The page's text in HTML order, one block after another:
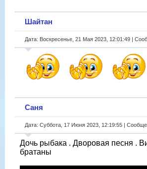
Шайтан
Дата: Воскресенье, 21 Мая 2023, 12:01:49 |
Саня
Дата: Суббота, 17 Июня 2023, 12:19:55 |
Дочь рыбака . Дворовая песня .
братаны